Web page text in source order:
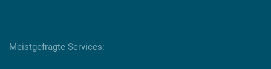
Meistgefragte Services: